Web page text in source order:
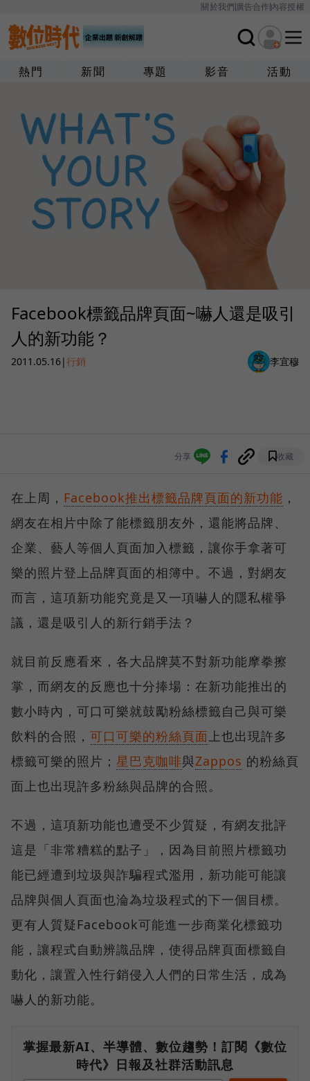
關於我們廣告合作內容授權
熱門 新聞 專題 影音 活動
Facebook標籤品牌頁面~嚇人還是吸引
人的新功能？
2011.05.16|行銷 李宜穆
分享 收藏
在上周， Facebook推出標籤品牌頁面的新功能 ，
網友在相片中除了能標籤朋友外，還能將品牌、
企業、藝人等個人頁面加入標籤，讓你手拿著可
樂的照片登上品牌頁面的相簿中。不過，對網友
而言，這項新功能究竟是又一項嚇人的隱私權爭
議，還是吸引人的新行銷手法？
就目前反應看來，各大品牌莫不對新功能摩拳擦
掌，而網友的反應也十分捧場：在新功能推出的
數小時內，可口可樂就鼓勵粉絲標籤自己與可樂
飲料的合照， 可口可樂的粉絲頁面 上也出現許多
標籤可樂的照片； 星巴克咖啡與Zappos 的粉絲頁
面上也出現許多粉絲與品牌的合照。
不過，這項新功能也遭受不少質疑，有網友批評
這是「非常糟糕的點子」，因為目前照片標籤功
能已經遭到垃圾與詐騙程式濫用，新功能可能讓
品牌與個人頁面也淪為垃圾程式的下一個目標。
更有人質疑Facebook可能進一步商業化標籤功
能，讓程式自動辨識品牌，使得品牌頁面標籤自
動化，讓置入性行銷侵入人們的日常生活，成為
嚇人的新功能。
掌握最新AI、半導體、數位趨勢！訂閱《數位
時代》日報及社群活動訊息